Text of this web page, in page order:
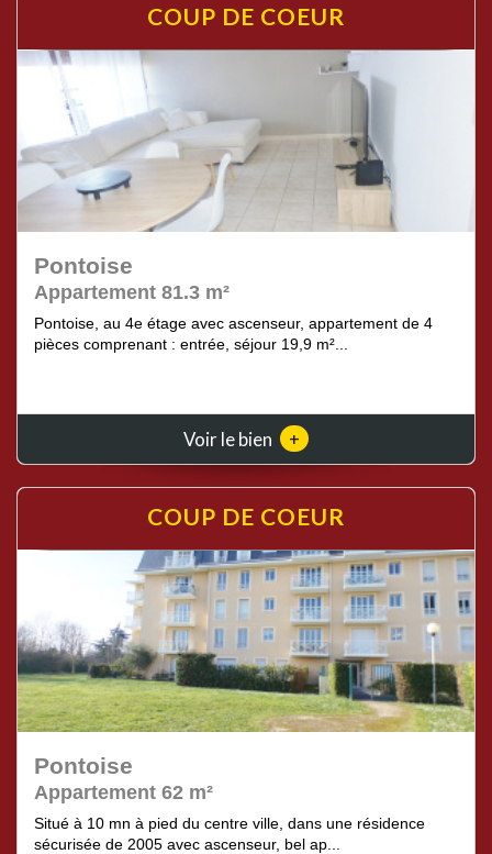
COUP DE COEUR
Pontoise
Appartement 81.3 m²
Pontoise, au 4e étage avec ascenseur, appartement de 4
pièces comprenant : entrée, séjour 19,9 m²...
Voir le bien +
COUP DE COEUR
Pontoise
Appartement 62 m²
Situé à 10 mn à pied du centre ville, dans une résidence
sécurisée de 2005 avec ascenseur, bel ap...